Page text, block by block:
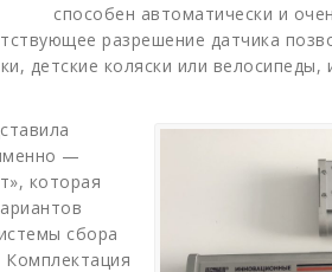
способен автоматически и
разрешение датчика
детские коляски или велосипеды,
—
которая
сбора